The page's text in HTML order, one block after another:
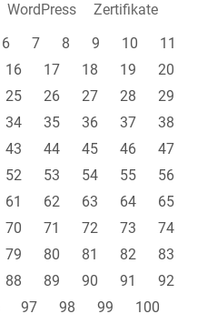
WordPress
Zertifikate
6 7 8 9 10
11
16 17 18 19
20
25 26 27 28
29
34 35 36 37
38
43 44 45 46
47
52 53 54 55
56
61 62 63 64
65
70 71 72 73
74
79 80 81 82
83
88 89 90 91
92
97 98 99
100